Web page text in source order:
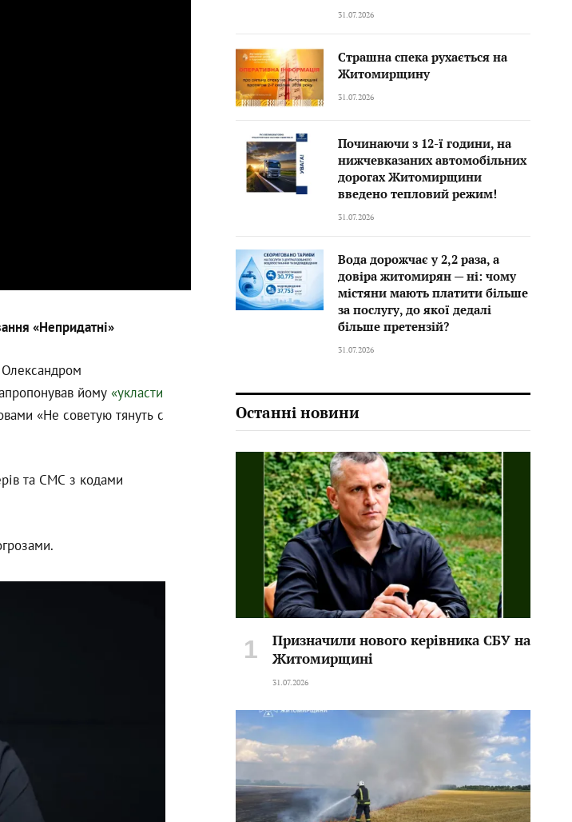
«Непридатні»
йому «укласти
«Не советую тянуть с
та СМС з кодами
31.07.2026
Страшна спека рухається на
Житомирщину
31.07.2026
Починаючи з 12-ї години, на
нижчевказаних автомобільних
дорогах Житомирщини
введено тепловий режим!
31.07.2026
Вода дорожчає у 2,2 раза, а
довіра житомирян — ні: чому
містяни мають платити більше
за послугу, до якої дедалі
більше претензій?
31.07.2026
Останні новини
Призначили нового керівника СБУ на
Житомирщині
31.07.2026